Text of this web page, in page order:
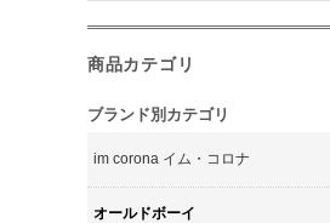
商品カテゴリ
ブランド別カテゴリ
im corona イム・コロナ
オールドボーイ